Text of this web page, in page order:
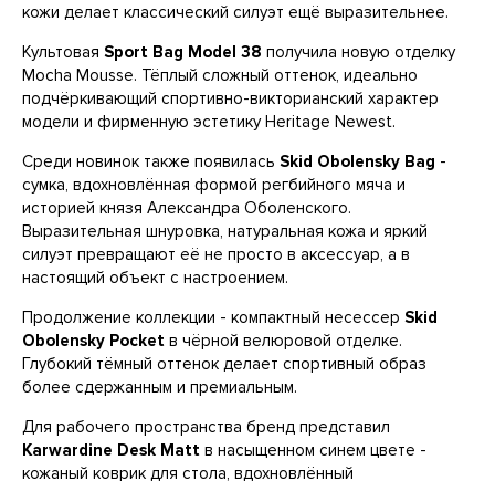
кожи делает классический силуэт ещё выразительнее.
Культовая Sport Bag Model 38 получила новую отделку
Mocha Mousse. Тёплый сложный оттенок, идеально
подчёркивающий спортивно-викторианский характер
модели и фирменную эстетику Heritage Newest.
Среди новинок также появилась Skid Obolensky Bag -
сумка, вдохновлённая формой регбийного мяча и
историей князя Александра Оболенского.
Выразительная шнуровка, натуральная кожа и яркий
силуэт превращают её не просто в аксессуар, а в
настоящий объект с настроением.
Продолжение коллекции - компактный несессер Skid
Obolensky Pocket в чёрной велюровой отделке.
Глубокий тёмный оттенок делает спортивный образ
более сдержанным и премиальным.
Для рабочего пространства бренд представил
Karwardine Desk Matt в насыщенном синем цвете -
кожаный коврик для стола, вдохновлённый